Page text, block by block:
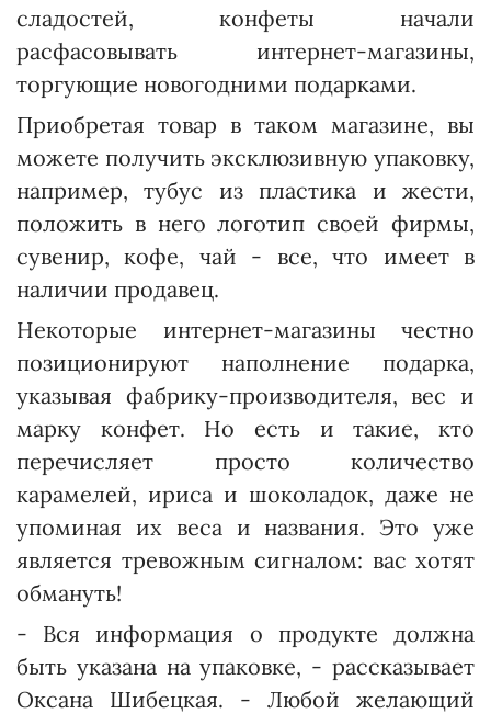
сладостей, конфеты начали
расфасовывать интернет-магазины,
торгующие новогодними подарками.
Приобретая товар в таком магазине, вы
можете получить эксклюзивную упаковку,
например, тубус из пластика и жести,
положить в него логотип своей фирмы,
сувенир, кофе, чай - все, что имеет в
наличии продавец.
Некоторые интернет-магазины честно
позиционируют наполнение подарка,
указывая фабрику-производителя, вес и
марку конфет. Но есть и такие, кто
перечисляет просто количество
карамелей, ириса и шоколадок, даже не
упоминая их веса и названия. Это уже
является тревожным сигналом: вас хотят
обмануть!
- Вся информация о продукте должна
быть указана на упаковке, - рассказывает
Оксана Шибецкая. - Любой желающий